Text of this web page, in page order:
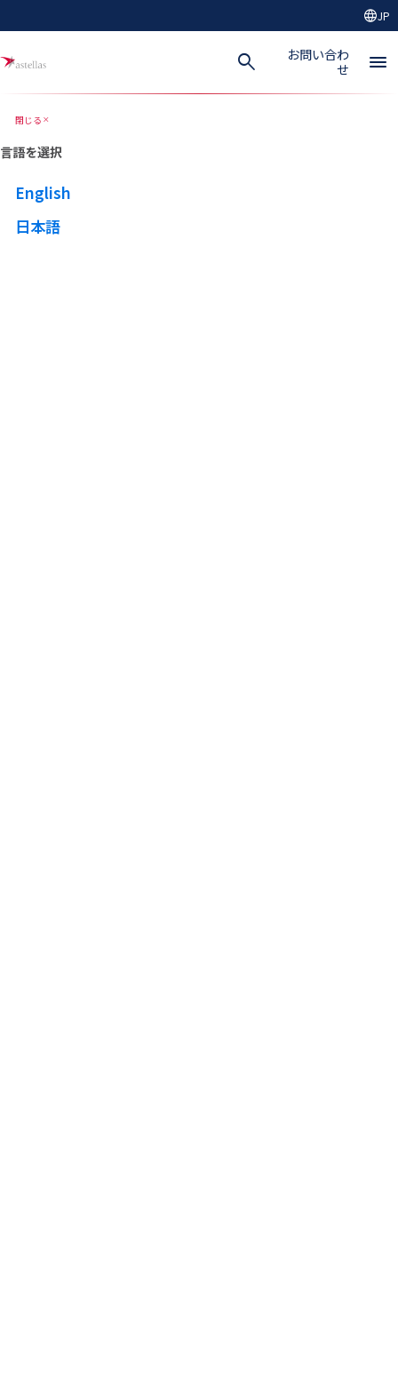
languageJP
search
お問い合わ
せ
menu
閉じる close
言語を選択
English
日本語